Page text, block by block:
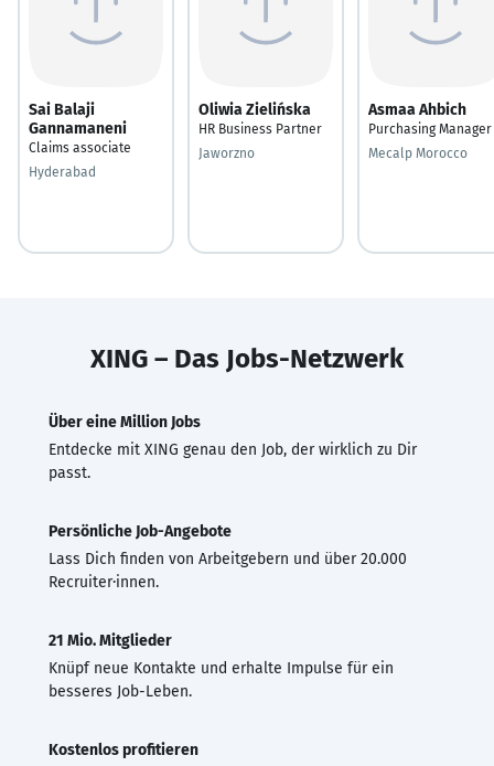
Sai Balaji
Gannamaneni
Claims associate
Hyderabad
Oliwia Zielińska
HR Business Partner
Jaworzno
Asmaa Ahbich
Purchasing Manager
Mecalp Morocco
XING – Das Jobs-Netzwerk
Über eine Million Jobs
Entdecke mit XING genau den Job, der wirklich zu Dir
passt.
Persönliche Job-Angebote
Lass Dich finden von Arbeitgebern und über 20.000
Recruiter·innen.
21 Mio. Mitglieder
Knüpf neue Kontakte und erhalte Impulse für ein
besseres Job-Leben.
Kostenlos profitieren